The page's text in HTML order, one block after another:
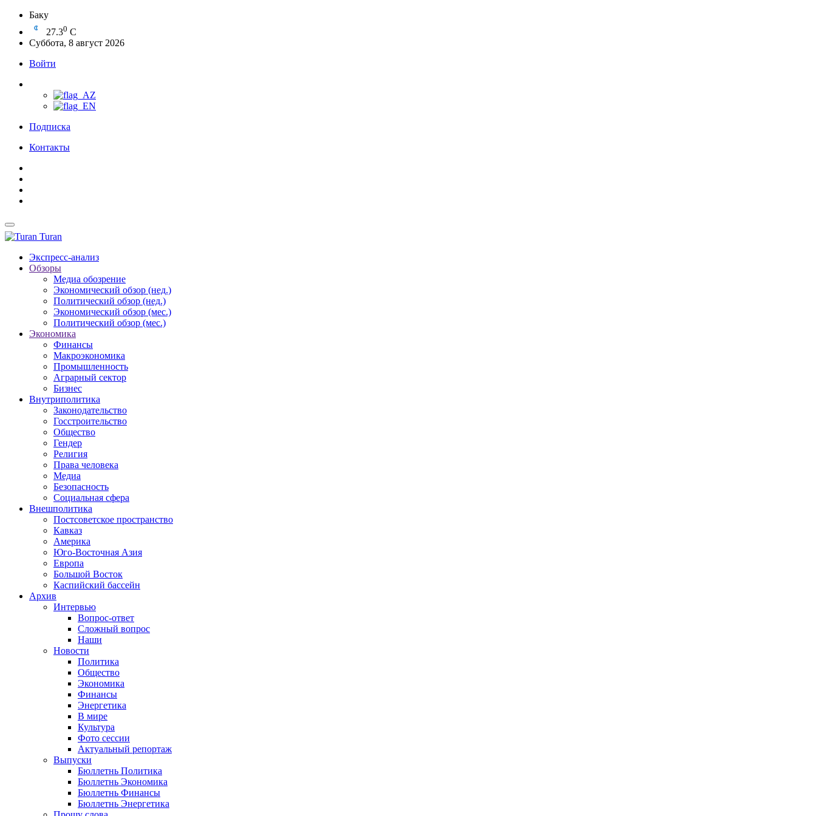
Баку
27.30 C
Суббота, 8 август 2026
Войти
Подписка
Контакты
Turan
Экспресс-анализ
Обзоры
Медиа обозрение
Экономический обзор (нед.)
Политический обзор (нед.)
Экономический обзор (мес.)
Политический обзор (мес.)
Экономика
Финансы
Макроэкономика
Промышленность
Аграрный сектор
Бизнес
Внутриполитика
Законодательство
Госстроительство
Общество
Гендер
Религия
Права человека
Медиа
Безопасность
Социальная сфера
Внешполитика
Постсоветское пространство
Кавказ
Америка
Юго-Восточная Азия
Европа
Большой Восток
Каспийский бассейн
Архив
Интервью
Вопрос-ответ
Сложный вопрос
Наши
Новости
Политика
Общество
Экономика
Финансы
Энергетика
В мире
Культура
Фото сессии
Актуальный репортаж
Выпуски
Бюллетнь Политика
Бюллетнь Экономика
Бюллетнь Финансы
Бюллетнь Энергетика